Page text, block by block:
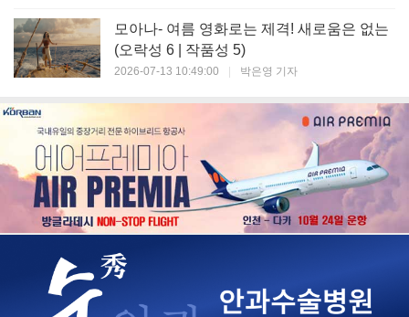
모아나- 여름 영화로는 제격! 새로움은 없는
(오락성 6 | 작품성 5)
2026-07-13 10:49:00 박은영 기자